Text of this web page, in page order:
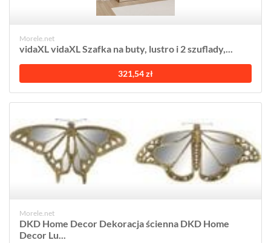
Morele.net
vidaXL vidaXL Szafka na buty, lustro i 2 szuflady,...
321,54 zł
Morele.net
DKD Home Decor Dekoracja ścienna DKD Home
Decor Lu...